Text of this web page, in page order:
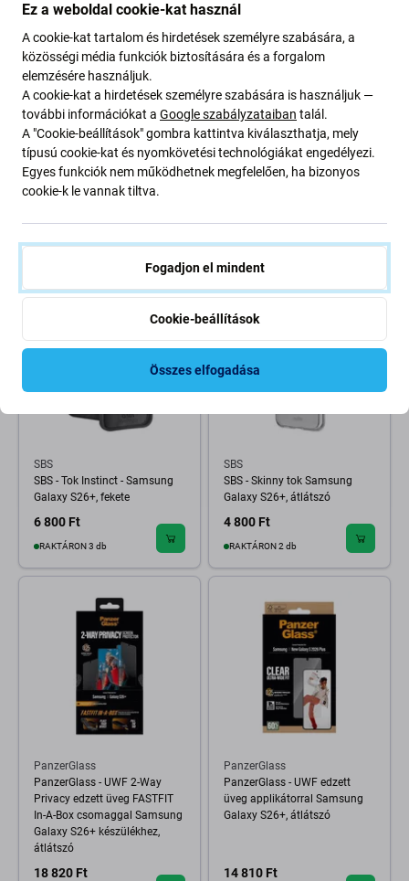
SBS - Book Wallet Smooth tok
Samsung Galaxy S26+, fekete
9 210 Ft
RAKTÁRON 3 db
SBS - Tok Instinct Mag -
10 410 Ft
RAKTÁRON 1 db
SBS
SBS - Tok Instinct - Samsung
Galaxy S26+, fekete
6 800 Ft
RAKTÁRON 3 db
SBS
SBS - Skinny tok Samsung
Galaxy S26+, átlátszó
4 800 Ft
RAKTÁRON 2 db
PanzerGlass
PanzerGlass - UWF 2-Way
Privacy edzett üveg FASTFIT
In-A-Box csomaggal Samsung
Galaxy S26+ készülékhez,
átlátszó
18 820 Ft
PanzerGlass
PanzerGlass - UWF edzett
üveg applikátorral Samsung
Galaxy S26+, átlátszó
14 810 Ft
Ez a weboldal cookie-kat használ
A cookie-kat tartalom és hirdetések személyre szabására, a
közösségi média funkciók biztosítására és a forgalom
elemzésére használjuk.
A cookie-kat a hirdetések személyre szabására is használjuk —
további információkat a Google szabályzataiban talál.
A "Cookie-beállítások" gombra kattintva kiválaszthatja, mely
típusú cookie-kat és nyomkövetési technológiákat engedélyezi.
Egyes funkciók nem működhetnek megfelelően, ha bizonyos
cookie-k le vannak tiltva.
Fogadjon el mindent
Cookie-beállítások
Összes elfogadása